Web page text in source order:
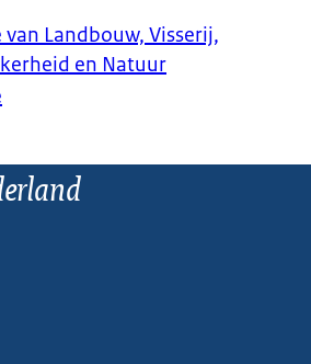
Landbouw, Visserij,
en Natuur